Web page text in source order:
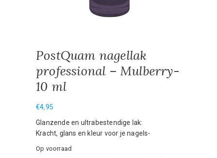
PostQuam nagellak
professional – Mulberry-
10 ml
€4,95
Glanzende en ultrabestendige lak:
Kracht, glans en kleur voor je nagels-
Op voorraad